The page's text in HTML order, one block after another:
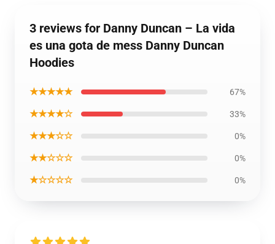
3 reviews for Danny Duncan – La vida
es una gota de mess Danny Duncan
Hoodies
★★★★★ 67%
★★★★☆ 33%
★★★☆☆ 0%
★★☆☆☆ 0%
★☆☆☆☆ 0%